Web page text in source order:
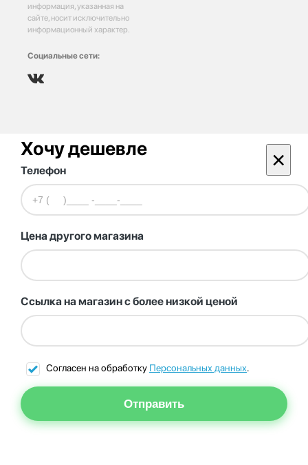
информация, указанная на
сайте, носит исключительно
информационный характер.
Социальные сети:
Хочу дешевле ×
Телефон
Цена другого магазина
Ссылка на магазин с более низкой ценой
Согласен на обработку Персональных данных.
Отправить